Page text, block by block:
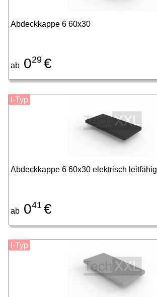
Abdeckkappe 6 60x30
ab 029 €
Abdeckkappe 6 60x30 elektrisch leitfähig
ab 041 €
I-Typ
I-Typ